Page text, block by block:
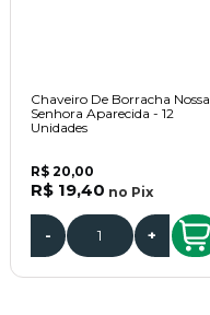
Chaveiro De Borracha Nossa
Senhora Aparecida - 12
Unidades
R$ 20,00
R$ 19,40 no Pix
- +